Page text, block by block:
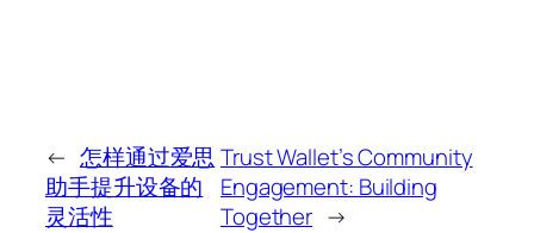
← 怎样通过爱思
助手提升设备的
灵活性
Trust Wallet’s Community
Engagement: Building
Together →